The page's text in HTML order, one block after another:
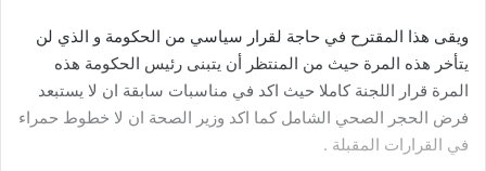
ويقى هذا المقترح في حاجة لقرار سياسي من الحكومة و الذي لن
يتأخر هذه المرة حيث من المنتظر أن يتبنى رئيس الحكومة هذه
المرة قرار اللجنة كاملا حيث اكد في مناسبات سابقة ان لا يستبعد
فرض الحجر الصحي الشامل كما اكد وزير الصحة ان لا خطوط حمراء
في القرارات المقبلة .